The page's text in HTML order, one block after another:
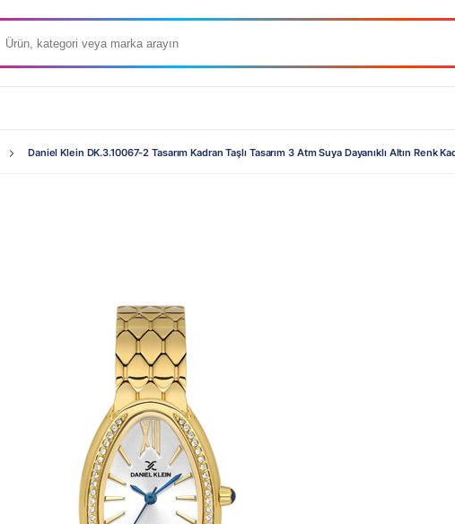
Daniel Klein DK.3.10067-2 Tasarım Kadran Taşlı Tasarım 3 Atm Suya Dayanıklı Altın Renk